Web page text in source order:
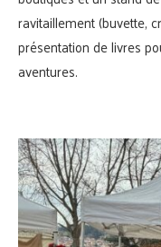
ravitaillement (buvette,
présentation de livres
aventures.